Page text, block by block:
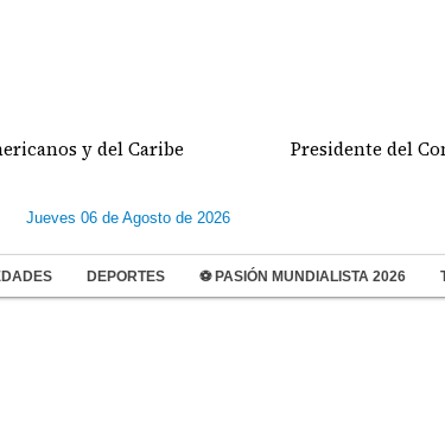
y del Caribe Presidente del Consejo
Jueves 06 de Agosto de 2026
DEPORTES ⚽ PASIÓN MUNDIALISTA 2026